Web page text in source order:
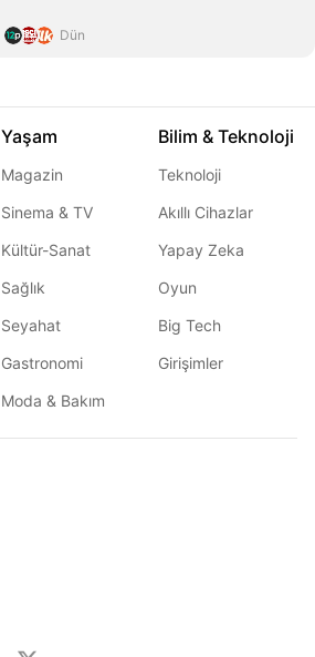
Dün
Yaşam
Magazin
Sinema & TV
Kültür-Sanat
Sağlık
Seyahat
Gastronomi
Moda & Bakım
Bilim & Teknoloji
Teknoloji
Akıllı Cihazlar
Yapay Zeka
Oyun
Big Tech
Girişimler